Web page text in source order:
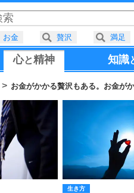
心と精神 知識
お金がかかる贅沢もある。お金が
生き方
お金 贅沢 満足